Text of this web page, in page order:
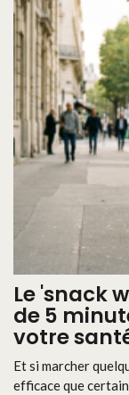
Le 'snack
de 5
votre
Et si marcher
efficace que